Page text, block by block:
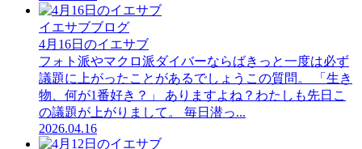
イエサブブログ
4月16日のイエサブ
フォト派やマクロ派ダイバーならばきっと一度は必ず
議題に上がったことがあるでしょうこの質問。 「生き
物、何が1番好き？」 ありますよね？わたしも先日こ
の議題が上がりまして。 毎日潜っ...
2026.04.16